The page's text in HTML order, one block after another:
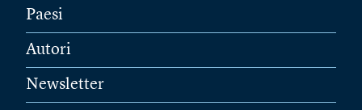
Paesi
Autori
Newsletter